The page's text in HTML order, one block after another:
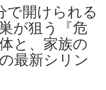
で開けられる
が狙う『危
と、家族の
最新シリン